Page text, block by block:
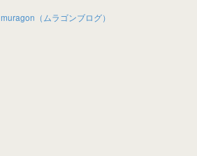
muragon（ムラゴンブログ）